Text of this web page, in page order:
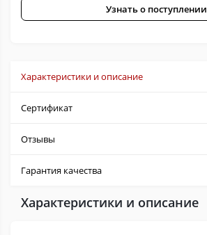
Узнать о поступлении
Характеристики и описание
Сертификат
Отзывы
Гарантия качества
Характеристики и описание